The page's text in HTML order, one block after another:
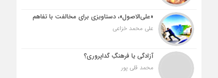
«علی‌الاصول»، دستاویزی برای مخالفت با تفاهم
علی محمد خزاعی
آزادگی یا فرهنگِ گداپروری؟
محمد قلی پور